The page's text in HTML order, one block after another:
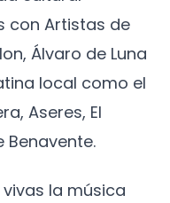
con Artistas de
Álvaro de Luna
local como el
Aseres, El
Benavente.
vivas la música